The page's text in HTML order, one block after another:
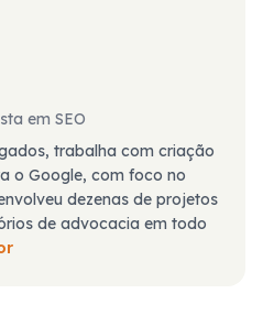
em SEO
trabalha com criação
o Google, com foco no
dezenas de projetos
de advocacia em todo